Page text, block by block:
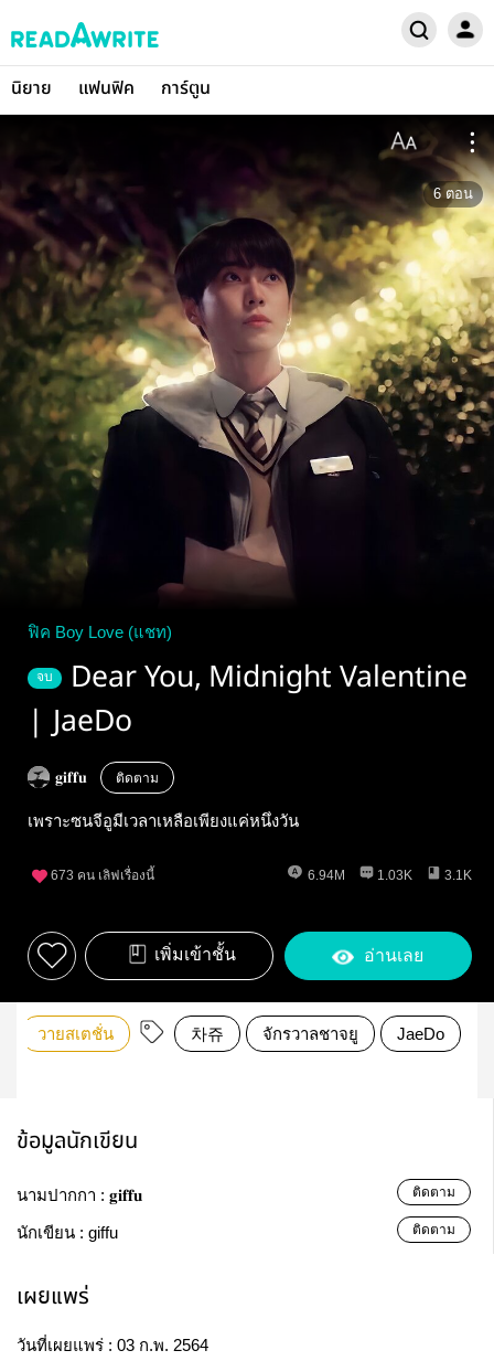
นิยาย แฟนฟิค การ์ตูน
6 ตอน
ฟิค Boy Love (แชท)
จบ
Dear You, Midnight Valentine
| JaeDo
𝐠𝐢𝐟𝐟𝐮 ติดตาม
เพราะซนจีอูมีเวลาเหลือเพียงแค่หนึ่งวัน
673 คน เลิฟเรื่องนี้ 6.94M 1.03K 3.1K
เพิ่มเข้าชั้น อ่านเลย
วายสเตชั่น 차쥬 จักรวาลชาจยู JaeDo
ข้อมูลนักเขียน
นามปากกา : 𝐠𝐢𝐟𝐟𝐮 ติดตาม
นักเขียน : giffu ติดตาม
เผยแพร่
วันที่เผยแพร่ : 03 ก.พ. 2564